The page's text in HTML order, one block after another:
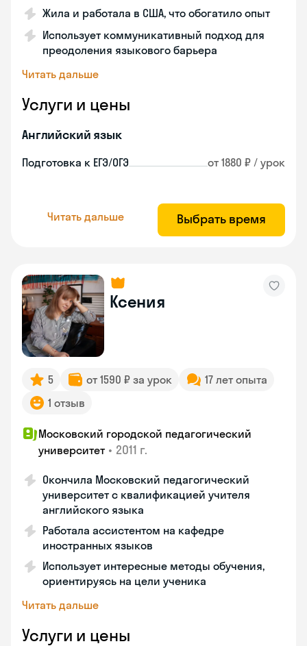
Жила и работала в США, что обогатило опыт
Использует коммуникативный подход для
преодоления языкового барьера
Читать дальше
Услуги и цены
Английский язык
Подготовка к ЕГЭ/ОГЭ от 1880 ₽ / урок
Читать дальше Выбрать время
Ксения
5 от 1590 ₽ за урок
17 лет опыта
1 отзыв
Московский городской педагогический
университет • 2011 г.
Окончила Московский педагогический
университет с квалификацией учителя
английского языка
Работала ассистентом на кафедре
иностранных языков
Использует интересные методы обучения,
ориентируясь на цели ученика
Читать дальше
Услуги и цены